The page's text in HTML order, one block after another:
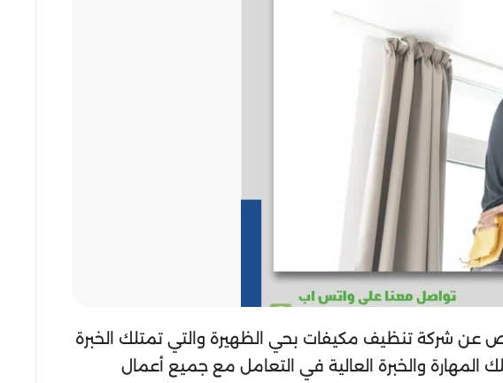
عن شركة تنظيف مكيفات بحي الظهيرة والتي تمتلك الخبرة
المهارة والخبرة العالية في التعامل مع جميع أعمال